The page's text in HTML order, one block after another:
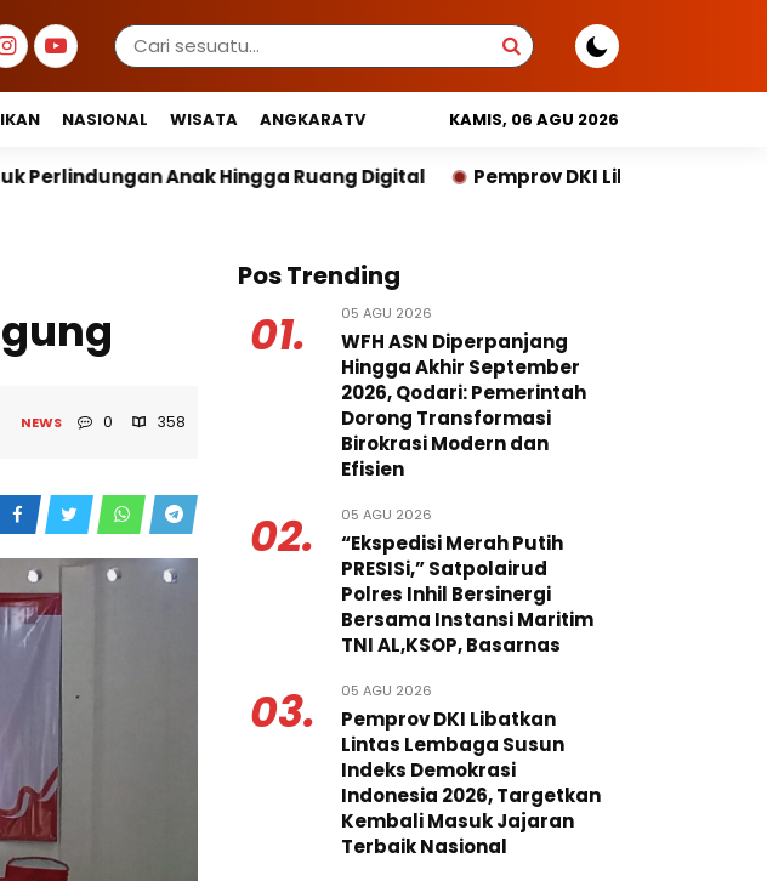
NASIONAL WISATA ANGKARATV KAMIS, 06 AGU 2026
Hingga Ruang Digital Pemprov DKI Libatkan Lintas Lembaga Susun
NEWS 0 358
Pos Trending
01. 05 AGU 2026
WFH ASN Diperpanjang
Hingga Akhir September
2026, Qodari: Pemerintah
Dorong Transformasi
Birokrasi Modern dan
Efisien
02. 05 AGU 2026
“Ekspedisi Merah Putih
PRESISi,” Satpolairud
Polres Inhil Bersinergi
Bersama Instansi Maritim
TNI AL,KSOP, Basarnas
03. 05 AGU 2026
Pemprov DKI Libatkan
Lintas Lembaga Susun
Indeks Demokrasi
Indonesia 2026, Targetkan
Kembali Masuk Jajaran
Terbaik Nasional